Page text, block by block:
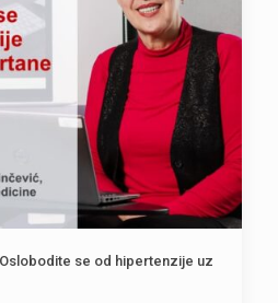
se od hipertenzije uz